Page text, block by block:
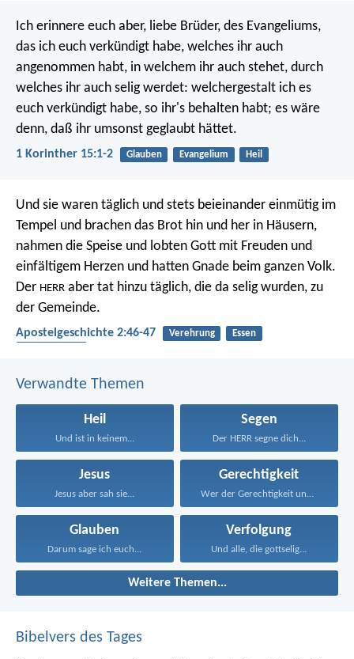
Ich erinnere euch aber, liebe Brüder, des Evangeliums,
das ich euch verkündigt habe, welches ihr auch
angenommen habt, in welchem ihr auch stehet, durch
welches ihr auch selig werdet: welchergestalt ich es
euch verkündigt habe, so ihr's behalten habt; es wäre
denn, daß ihr umsonst geglaubt hättet.
1 Korinther 15:1-2 Glauben Evangelium Heil
Und sie waren täglich und stets beieinander einmütig im
Tempel und brachen das Brot hin und her in Häusern,
nahmen die Speise und lobten Gott mit Freuden und
einfältigem Herzen und hatten Gnade beim ganzen Volk.
Der HERR aber tat hinzu täglich, die da selig wurden, zu
der Gemeinde.
Apostelgeschichte 2:46-47 Verehrung
Essen
Verwandte Themen
Heil
Und ist in keinem...
Segen
Der HERR segne dich...
Jesus
Jesus aber sah sie...
Gerechtigkeit
Wer der Gerechtigkeit und...
Glauben
Darum sage ich euch...
Verfolgung
Und alle, die gottselig...
Weitere Themen...
Bibelvers des Tages